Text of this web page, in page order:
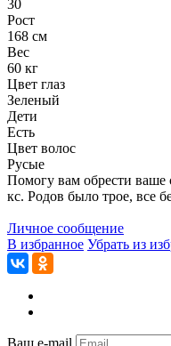
30
Рост
168 см
Вес
60 кг
Цвет глаз
Зеленый
Дети
Есть
Цвет волос
Русые
Помогу вам обрести ваше
кс. Родов было трое, все
Личное сообщение
В избранное Убрать из
Ваш e-mail